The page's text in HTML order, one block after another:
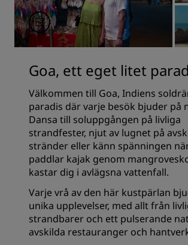
Goa, ett eget litet
Välkommen till Goa, Indiens
paradis där varje besök bjuder på
Dansa till soluppgången på livliga
strandfester, njut av lugnet på
stränder eller känn spänningen
paddlar kajak genom
kastar dig i avlägsna vattenfall.
Varje vrå av den här kustpärlan
unika upplevelser, med allt från
strandbarer och ett pulserande
avskilda restauranger och